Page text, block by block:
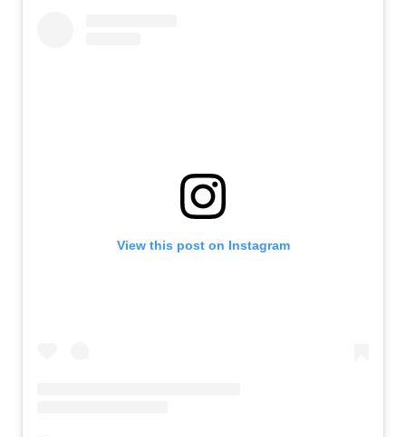
View this post on Instagram